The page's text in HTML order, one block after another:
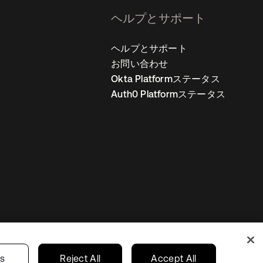
ヘルプとサポート
ヘルプとサポート
お問い合わせ
Okta Platformステータス
Auth0 Platformステータス
定 あなたのプライバシーの選択 Japan
Reject All Accept All